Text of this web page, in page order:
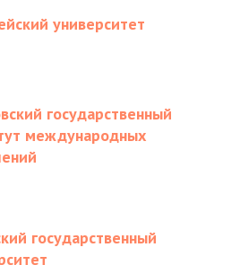
университет
государственный
международных
государственный